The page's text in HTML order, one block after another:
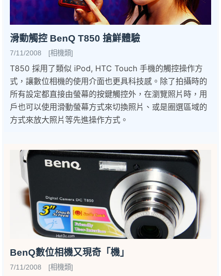
滑動觸控 BenQ T850 搶鮮體驗
7/11/2008 [相機類]
T850 採用了類似 iPod, HTC Touch 手機的觸控操作方
式，讓數位相機的使用介面也更具科技感。除了拍攝時的
所有設定都直接由螢幕的按鍵觸控外，在瀏覽照片時，用
戶也可以使用滑動螢幕方式來切換照片、或是圈選區域的
方式來放大照片等先進操作方式。
BenQ數位相機又現奇「機」
7/11/2008 [相機類]